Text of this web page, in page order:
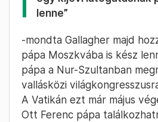
lenne”
-mondta Gallagher majd
pápa Moszkvába is kész
pápa a Nur-Szultanban
vallásközi
A Vatikán ezt már május
Ott Ferenc pápa